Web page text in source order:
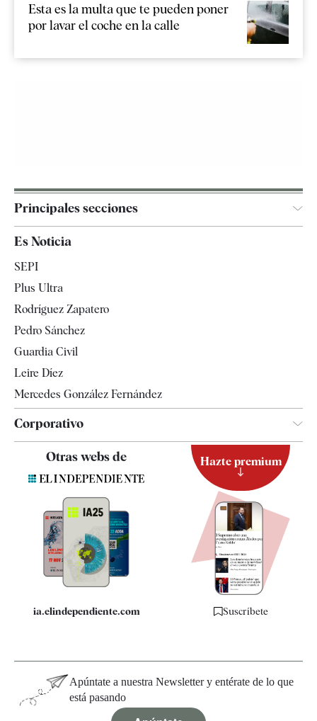
Esta es la multa que te pueden poner
por lavar el coche en la calle
Principales secciones
España
Televisión
Es Noticia
SEPI
Plus Ultra
Rodríguez Zapatero
Pedro Sánchez
Guardia Civil
Leire Díez
Mercedes González Fernández
Corporativo
Contacto
Quiénes somos
Especificaciones
Otras webs de
ia.elindependiente.com
Hazte premium
Suscríbete
Apúntate a nuestra Newsletter y entérate de lo que
está pasando